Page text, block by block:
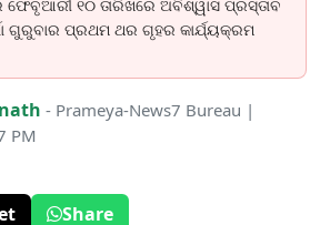
୧୦ ତାରିଖରେ ଅବିଶ୍ୱାସ ପ୍ରସ୍ତାବ
ଗୁରୁବାର ପ୍ରଥମ ଥର ଗୃହର କାର୍ଯ୍ୟକ୍ରମ
- Prameya-News7 Bureau |
PM
Share